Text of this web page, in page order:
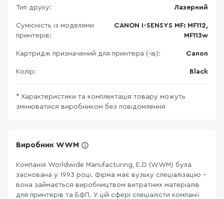
Тип друку: Лазерний
Сумісність із моделями
принтерів:
CANON I-SENSYS MF: MF112,
MF113w
Картридж призначений для принтера (-ів): Canon
Колір: Black
* Характеристики та комплектація товару можуть
змінюватися виробником без повідомлення
Виробник WWM
Компанія Worldwide Manufacturing, E.D (WWM) була
заснована у 1993 році. Фірма має вузьку спеціалізацію –
вона займається виробництвом витратних матеріалів
для принтерів та БФП. У цій сфері спеціалісти компанії